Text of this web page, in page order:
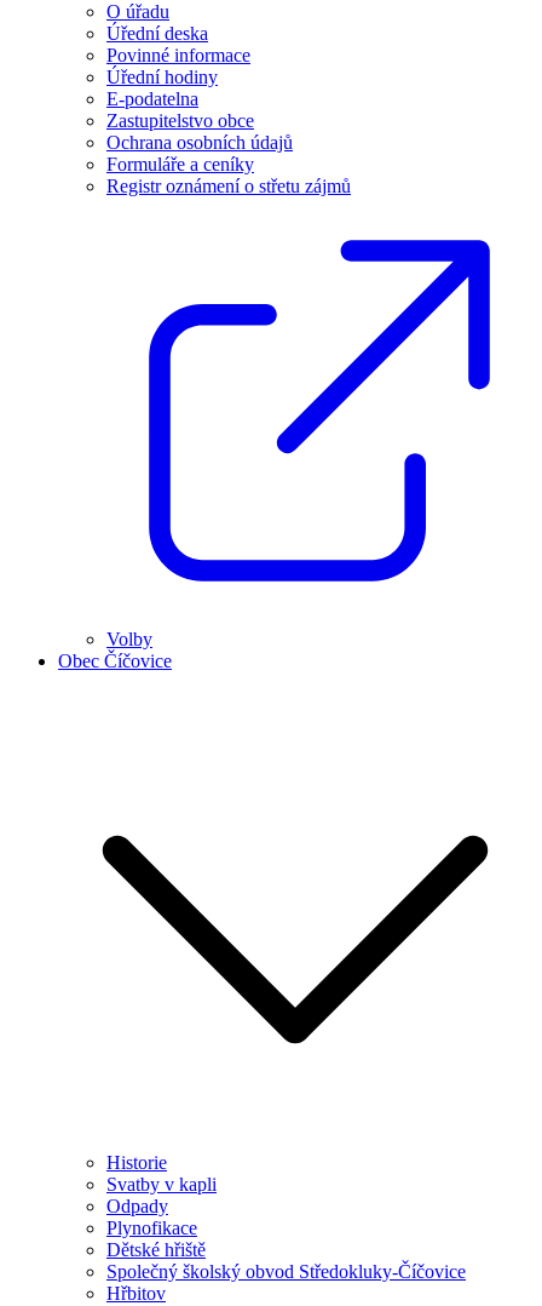
O úřadu
Úřední deska
Povinné informace
Úřední hodiny
E-podatelna
Zastupitelstvo obce
Ochrana osobních údajů
Formuláře a ceníky
Registr oznámení o střetu zájmů
Volby
Obec Číčovice
Historie
Svatby v kapli
Odpady
Plynofikace
Dětské hřiště
Společný školský obvod Středokluky-Číčovice
Hřbitov